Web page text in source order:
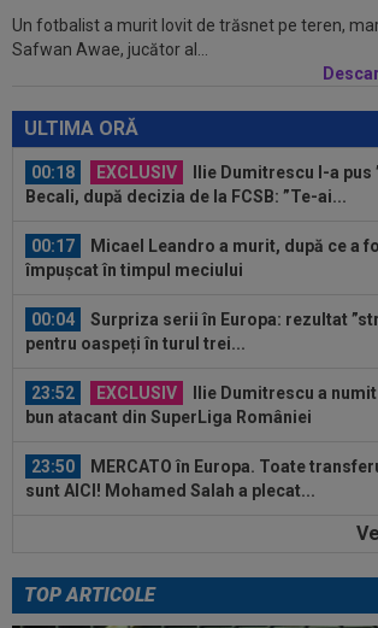
Un fotbalist a murit lovit de trăsnet pe teren,
Safwan Awae, jucător al...
ULTIMA ORĂ
00:22 EXCLUSIV Dan Petrescu s-a decis
00:18 EXCLUSIV
Ilie Dumitrescu l-a pus
Becali, după decizia de la FCSB: ”Te-ai...
00:17
Micael Leandro a murit, după ce a
împușcat în timpul meciului
00:04
Surpriza serii în Europa: rezultat
pentru oaspeți în turul trei...
23:52 EXCLUSIV
Ilie Dumitrescu a
bun atacant din SuperLiga României
23:50
MERCATO în Europa. Toate
sunt AICI! Mohamed Salah a plecat...
Surpriza din preliminariile
00:22 EXCLUSIV Dan Petrescu s-a decis
TOP ARTICOLE